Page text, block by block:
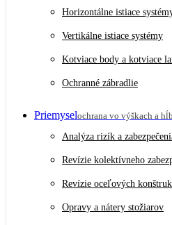
Horizontálne istiace
Vertikálne istiace systémy
Kotviace body a kotviace
Ochranné zábradlie
Priemyselochrana vo výškach a
Analýza rizík a
Revízie kolektívneho
Revízie oceľových
Opravy a nátery stožiarov